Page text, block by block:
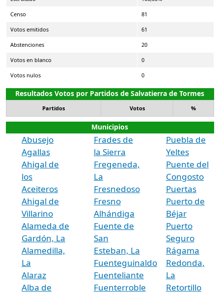
Censo 81
Votos emitidos 61
Abstenciones 20
Votos en blanco 0
Votos nulos 0
Resultados Votos por Partidos de Salvatierra de Tormes
Partidos Votos %
Municipios
Abusejo
Agallas
Ahigal de
los
Aceiteros
Ahigal de
Villarino
Alameda de
Gardón, La
Alamedilla,
La
Alaraz
Alba de
Frades de
la Sierra
Fregeneda,
La
Fresnedoso
Fresno
Alhándiga
Fuente de
San
Esteban, La
Fuenteguinaldo
Fuenteliante
Fuenterroble
Puebla de
Yeltes
Puente del
Congosto
Puertas
Puerto de
Béjar
Puerto
Seguro
Rágama
Redonda,
La
Retortillo